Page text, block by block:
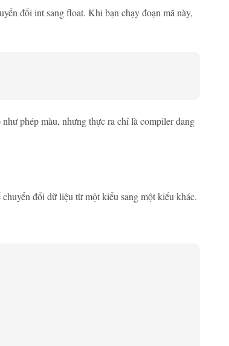
đổi int sang float. Khi bạn chạy đoạn mã này,
phép màu, nhưng thực ra chỉ là compiler đang
đổi dữ liệu từ một kiểu sang một kiểu khác.